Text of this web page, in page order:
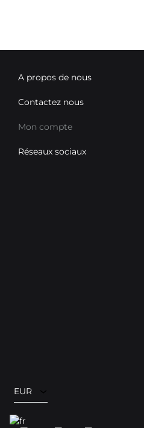
A propos de nous
Contactez nous
Mon compte
Réseaux sociaux
EUR